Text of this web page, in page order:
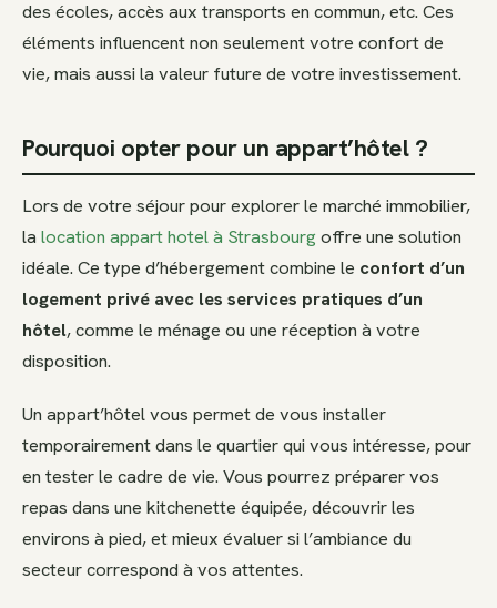
des écoles, accès aux transports en commun, etc. Ces
éléments influencent non seulement votre confort de
vie, mais aussi la valeur future de votre investissement.
Pourquoi opter pour un appart’hôtel ?
Lors de votre séjour pour explorer le marché immobilier,
la location appart hotel à Strasbourgoffre une solution
idéale. Ce type d’hébergement combine le confort d’un
logement privé avec les services pratiques d’un
hôtel, comme le ménage ou une réception à votre
disposition.
Un appart’hôtel vous permet de vous installer
temporairement dans le quartier qui vous intéresse, pour
en tester le cadre de vie. Vous pourrez préparer vos
repas dans une kitchenette équipée, découvrir les
environs à pied, et mieux évaluer si l’ambiance du
secteur correspond à vos attentes.